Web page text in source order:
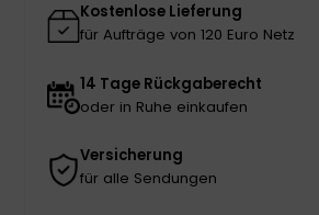
Kostenlose Lieferung
für Aufträge von 120 Euro Netz
14 Tage Rückgaberecht
oder in Ruhe einkaufen
Versicherung
für alle Sendungen